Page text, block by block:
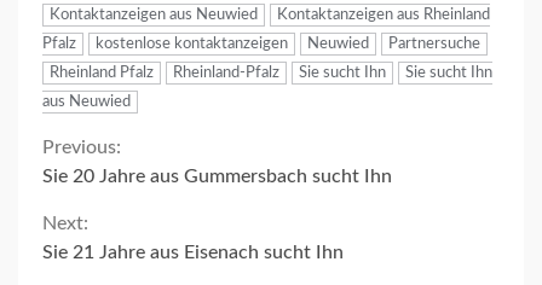
Kontaktanzeigen aus Neuwied
Kontaktanzeigen aus Rheinland
Pfalz
kostenlose kontaktanzeigen Neuwied
Partnersuche
Rheinland Pfalz
Rheinland-Pfalz Sie sucht Ihn
Sie sucht Ihn
aus Neuwied
Continue
Reading
Previous:
Sie 20 Jahre aus Gummersbach sucht Ihn
Next:
Sie 21 Jahre aus Eisenach sucht Ihn